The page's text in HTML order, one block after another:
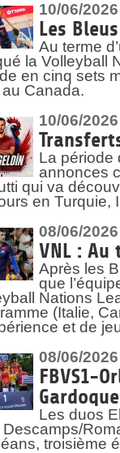
10/06/2026
Les
Au terme
la Volleyball
en cinq sets
Canada.
10/06/2026
La période
annonces
qui va
en Turquie,
08/06/2026
VNL : Au
Après les
que
Nations
(Italie,
et de
08/06/2026
FBVS1-
Les duos
Descamps/
troisième